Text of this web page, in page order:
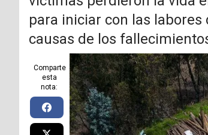
para iniciar con las
causas de los
Comparte
esta
nota: